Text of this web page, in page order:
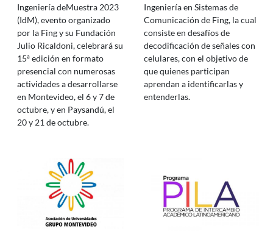
Ingeniería deMuestra 2023
(IdM), evento organizado
por la Fing y su Fundación
Julio Ricaldoni, celebrará su
15ª edición en formato
presencial con numerosas
actividades a desarrollarse
en Montevideo, el 6 y 7 de
octubre, y en Paysandú, el
20 y 21 de octubre.
Ingeniería en Sistemas de
Comunicación de Fing, la cual
consiste en desafíos de
decodificación de señales con
celulares, con el objetivo de
que quienes participan
aprendan a identificarlas y
entenderlas.